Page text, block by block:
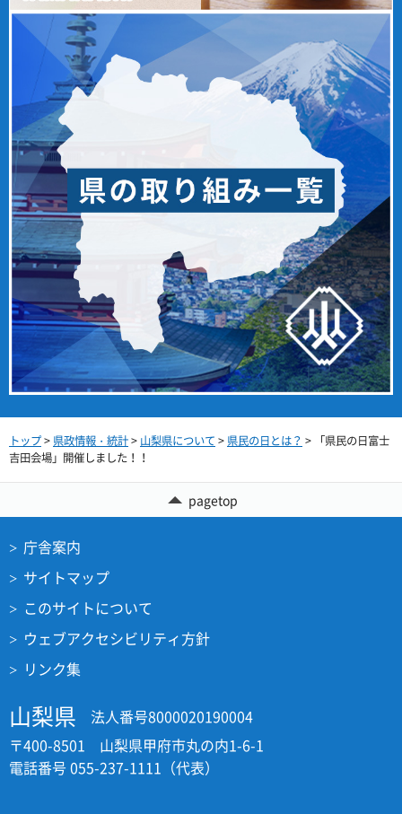
トップ> 県政情報・統計> 山梨県について > 県民の日とは？ > 「県民の日富士
吉田会場」開催しました！！
pagetop
庁舎案内
サイトマップ
このサイトについて
ウェブアクセシビリティ方針
リンク集
山梨県
法人番号8000020190004
〒400-8501 山梨県甲府市丸の内1-6-1
電話番号 055-237-1111（代表）